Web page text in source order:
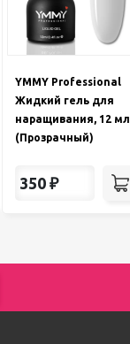
YMMY Professional
Жидкий гель для
наращивания, 12 мл
(Прозрачный)
350 ₽